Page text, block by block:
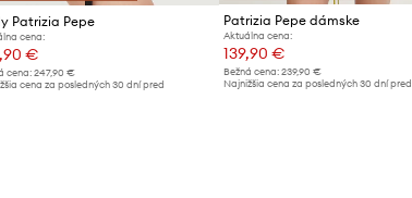
Patrizia Pepe
cena:
€
cena:247,90 €
cena za posledných 30 dní pred
Patrizia Pepe dámske
Aktuálna cena:
139,90 €
Bežná cena: 239,90 €
Najnižšia cena za posledných 30 dní pred